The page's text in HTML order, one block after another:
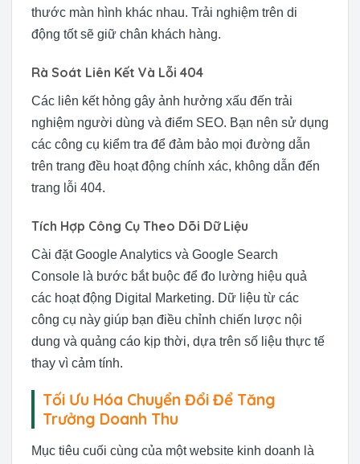
thước màn hình khác nhau. Trải nghiệm trên di
động tốt sẽ giữ chân khách hàng.
Rà Soát Liên Kết Và Lỗi 404
Các liên kết hỏng gây ảnh hưởng xấu đến trải
nghiệm người dùng và điểm SEO. Bạn nên sử dụng
các công cụ kiểm tra để đảm bảo mọi đường dẫn
trên trang đều hoạt động chính xác, không dẫn đến
trang lỗi 404.
Tích Hợp Công Cụ Theo Dõi Dữ Liệu
Cài đặt Google Analytics và Google Search
Console là bước bắt buộc để đo lường hiệu quả
các hoạt động Digital Marketing. Dữ liệu từ các
công cụ này giúp bạn điều chỉnh chiến lược nội
dung và quảng cáo kịp thời, dựa trên số liệu thực tế
thay vì cảm tính.
Tối Ưu Hóa Chuyển Đổi Để Tăng
Trưởng Doanh Thu
Mục tiêu cuối cùng của một website kinh doanh là